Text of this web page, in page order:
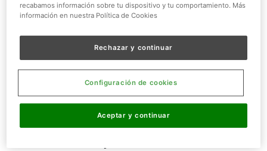
Tamaño: 23 cm
En estado salvaje, los grupos formados por ejemplares
de Tití de Goeldise juntan con especies como el
recabamos información sobre tu dispositivo y tu comportamiento. Más
información en nuestra Política de Cookies
Rechazar y continuar
Aceptar y continuar
Configuración de cookies